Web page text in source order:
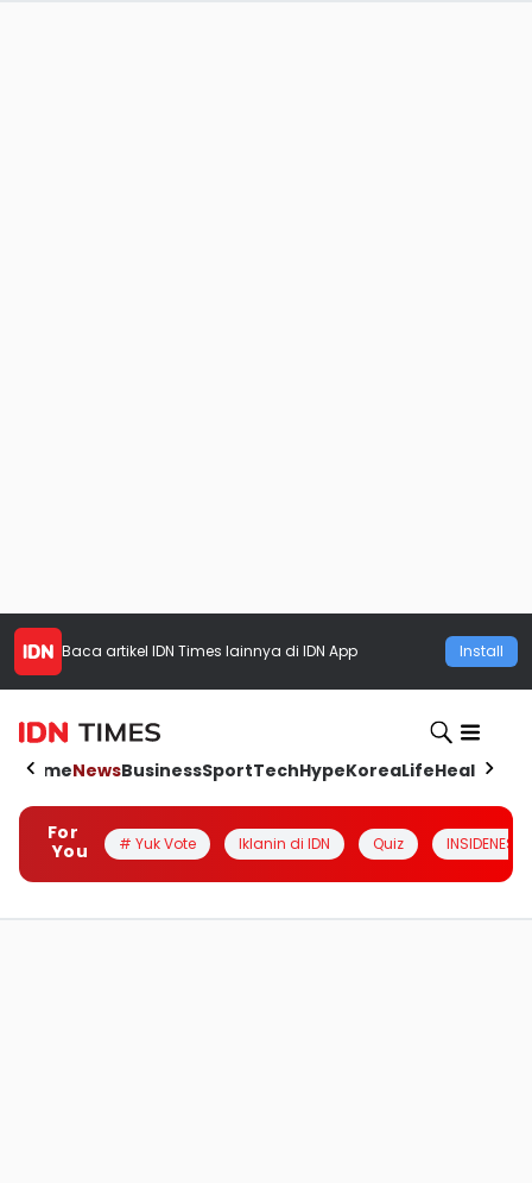
Baca artikel IDN Times lainnya di IDN App Install
HomeNewsBusinessSportTechHypeKoreaLifeHealth
For
You
# Yuk Vote Iklanin di IDN Quiz INSIDENESIA